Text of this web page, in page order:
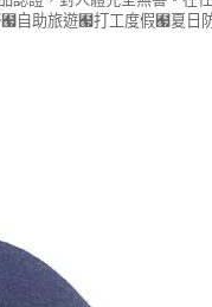
自助旅遊﹧打工度假﹧夏日